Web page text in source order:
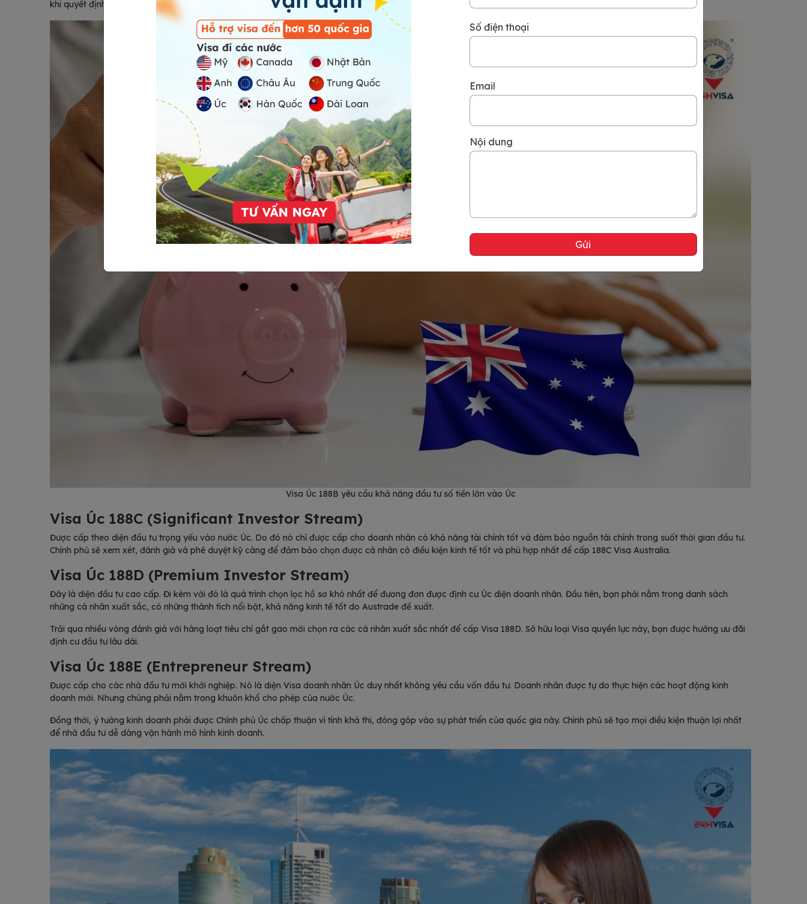
khi quyết định cấp Visa.
Visa Úc 188B yêu cầu khả năng đầu tư số tiền lớn vào Úc
Visa Úc 188C (Significant Investor Stream)
Được cấp theo diện đầu tư trọng yếu vào nước Úc. Do đó nó chỉ được cấp cho doanh nhân có khả năng tài chính tốt và đảm bảo nguồn tài chính trong suốt thời gian đầu tư.
Chính phủ sẽ xem xét, đánh giá và phê duyệt kỹ càng để đảm bảo chọn được cá nhân có điều kiện kinh tế tốt và phù hợp nhất để cấp 188C Visa Australia.
Visa Úc 188D (Premium Investor Stream)
Đây là diện đầu tư cao cấp. Đi kèm với đó là quá trình chọn lọc hồ sơ khó nhất để đương đơn được định cư Úc diện doanh nhân. Đầu tiên, bạn phải nằm trong danh sách
những cá nhân xuất sắc, có những thành tích nổi bật, khả năng kinh tế tốt do Austrade đề xuất.
Trải qua nhiều vòng đánh giá với hàng loạt tiêu chí gắt gao mới chọn ra các cá nhân xuất sắc nhất để cấp Visa 188D. Sở hữu loại Visa quyền lực này, bạn được hưởng ưu đãi
định cư đầu tư lâu dài.
Visa Úc 188E (Entrepreneur Stream)
Được cấp cho các nhà đầu tư mới khởi nghiệp. Nó là diện Visa doanh nhân Úc duy nhất không yêu cầu vốn đầu tư. Doanh nhân được tự do thực hiện các hoạt động kinh
doanh mới. Nhưng chúng phải nằm trong khuôn khổ cho phép của nước Úc.
Đồng thời, ý tưởng kinh doanh phải được Chính phủ Úc chấp thuận vì tính khả thi, đóng góp vào sự phát triển của quốc gia này. Chính phủ sẽ tạo mọi điều kiện thuận lợi nhất
để nhà đầu tư dễ dàng vận hành mô hình kinh doanh.
Số điện thoại
Email
Nội dung